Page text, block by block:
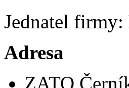
Jednatel firmy:
Adresa
ZATO